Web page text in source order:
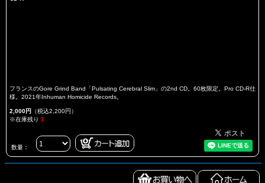
フランスのGore Grind Band「Pulsating Cerebral Slim」の2nd CD。60枚限定。Pro CD-R仕
様。2021年Inhuman Homicide Records。
2,000円 （税込2,200円）
※在庫残り 3
数量：